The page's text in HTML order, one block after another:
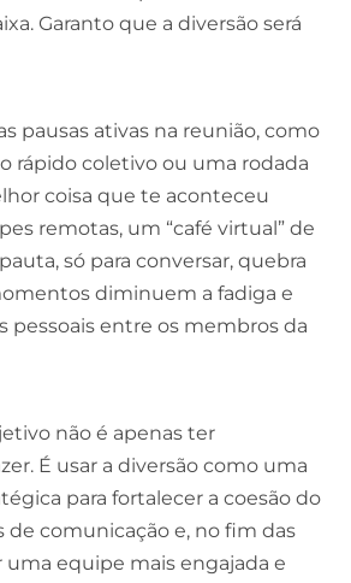
Garanto que a diversão será
pausas ativas na reunião, como
rápido coletivo ou uma rodada
coisa que te aconteceu
remotas, um “café virtual” de
só para conversar, quebra
diminuem a fadiga e
pessoais entre os membros da
não é apenas ter
É usar a diversão como uma
para fortalecer a coesão do
de comunicação e, no fim das
equipe mais engajada e